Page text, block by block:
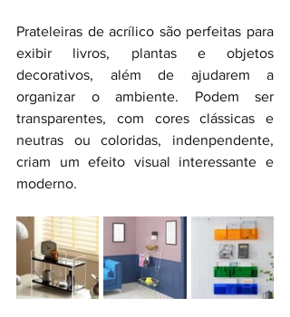
Prateleiras de acrílico são perfeitas para
exibir livros, plantas e objetos
decorativos, além de ajudarem a
organizar o ambiente. Podem ser
transparentes, com cores clássicas e
neutras ou coloridas, indenpendente,
criam um efeito visual interessante e
moderno.